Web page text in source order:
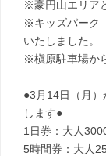
※豪円山エリア
※キッズパーク
いたしました。
※槇原駐車場か
●3月14日（月
します●
1日券：大人
5時間券：大人